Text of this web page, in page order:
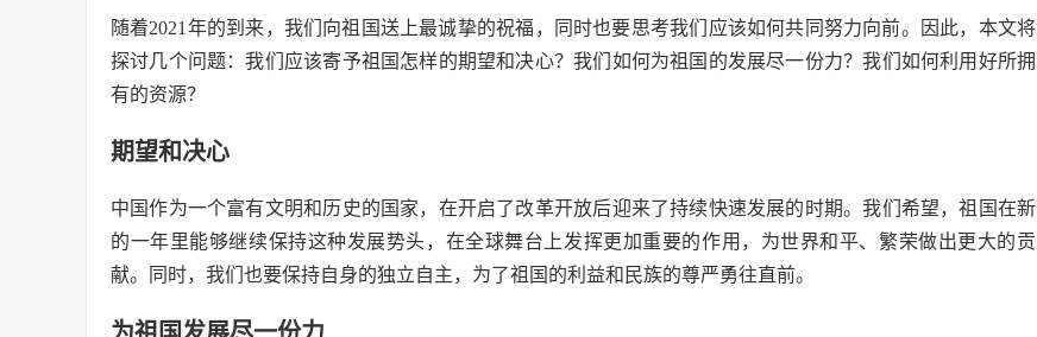
随着2021年的到来，我们向祖国送上最诚挚的祝福，同时也要思考我们应该如何共同努力向前。因此，本文将
探讨几个问题：我们应该寄予祖国怎样的期望和决心？我们如何为祖国的发展尽一份力？我们如何利用好所拥
有的资源？
期望和决心
中国作为一个富有文明和历史的国家，在开启了改革开放后迎来了持续快速发展的时期。我们希望，祖国在新
的一年里能够继续保持这种发展势头，在全球舞台上发挥更加重要的作用，为世界和平、繁荣做出更大的贡
献。同时，我们也要保持自身的独立自主，为了祖国的利益和民族的尊严勇往直前。